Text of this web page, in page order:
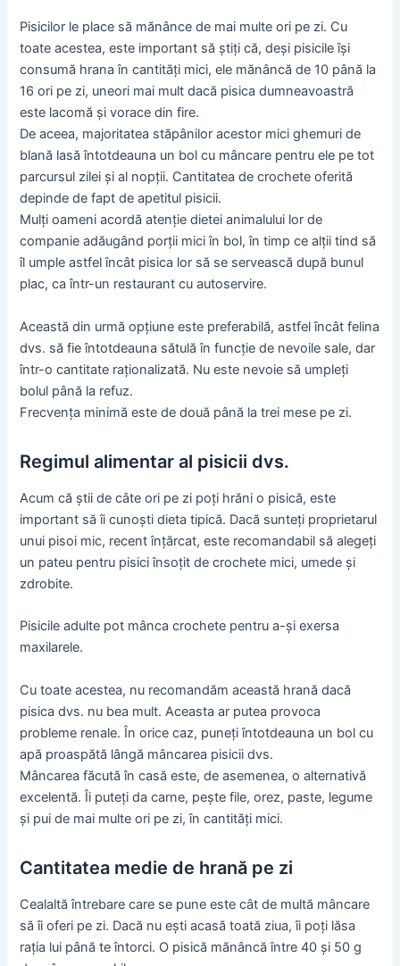
Pisicilor le place să mănânce de mai multe ori pe zi. Cu
toate acestea, este important să știți că, deși pisicile își
consumă hrana în cantități mici, ele mănâncă de 10 până la
16 ori pe zi, uneori mai mult dacă pisica dumneavoastră
este lacomă și vorace din fire.
De aceea, majoritatea stăpânilor acestor mici ghemuri de
blană lasă întotdeauna un bol cu mâncare pentru ele pe tot
parcursul zilei și al nopții. Cantitatea de crochete oferită
depinde de fapt de apetitul pisicii.
Mulți oameni acordă atenție dietei animalului lor de
companie adăugând porții mici în bol, în timp ce alții tind să
îl umple astfel încât pisica lor să se servească după bunul
plac, ca într-un restaurant cu autoservire.
Această din urmă opțiune este preferabilă, astfel încât felina
dvs. să fie întotdeauna sătulă în funcție de nevoile sale, dar
într-o cantitate raționalizată. Nu este nevoie să umpleți
bolul până la refuz.
Frecvența minimă este de două până la trei mese pe zi.
Regimul alimentar al pisicii dvs.
Acum că știi de câte ori pe zi poți hrăni o pisică, este
important să îi cunoști dieta tipică. Dacă sunteți proprietarul
unui pisoi mic, recent înțărcat, este recomandabil să alegeți
un pateu pentru pisici însoțit de crochete mici, umede și
zdrobite.
Pisicile adulte pot mânca crochete pentru a-și exersa
maxilarele.
Cu toate acestea, nu recomandăm această hrană dacă
pisica dvs. nu bea mult. Aceasta ar putea provoca
probleme renale. În orice caz, puneți întotdeauna un bol cu
apă proaspătă lângă mâncarea pisicii dvs.
Mâncarea făcută în casă este, de asemenea, o alternativă
excelentă. Îi puteți da carne, pește file, orez, paste, legume
și pui de mai multe ori pe zi, în cantități mici.
Cantitatea medie de hrană pe zi
Cealaltă întrebare care se pune este cât de multă mâncare
să îi oferi pe zi. Dacă nu ești acasă toată ziua, îi poți lăsa
rația lui până te întorci. O pisică mănâncă între 40 și 50 g